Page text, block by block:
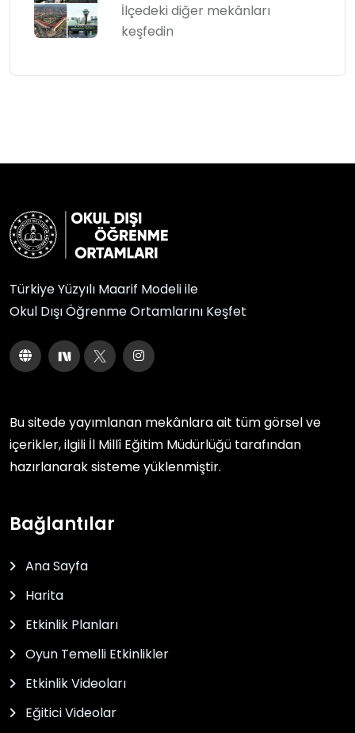
İlçedeki diğer mekânları
keşfedin
Türkiye Yüzyılı Maarif Modeli ile
Okul Dışı Öğrenme Ortamlarını Keşfet
Bu sitede yayımlanan mekânlara ait tüm görsel ve
içerikler, ilgili İl Millî Eğitim Müdürlüğü tarafından
hazırlanarak sisteme yüklenmiştir.
Bağlantılar
Ana Sayfa
Harita
Etkinlik Planları
Oyun Temelli Etkinlikler
Etkinlik Videoları
Eğitici Videolar